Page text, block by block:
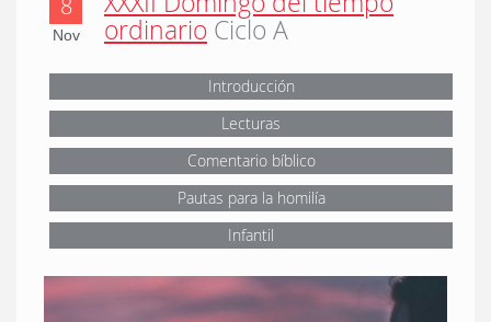
8
Nov
ordinario Ciclo A
Introducción
Lecturas
Comentario bíblico
Pautas para la homilía
Infantil